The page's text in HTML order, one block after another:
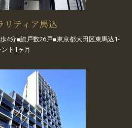
リティア馬込
4分■総戸数26戸■東京都大田区東馬込1-
ト1ヶ月